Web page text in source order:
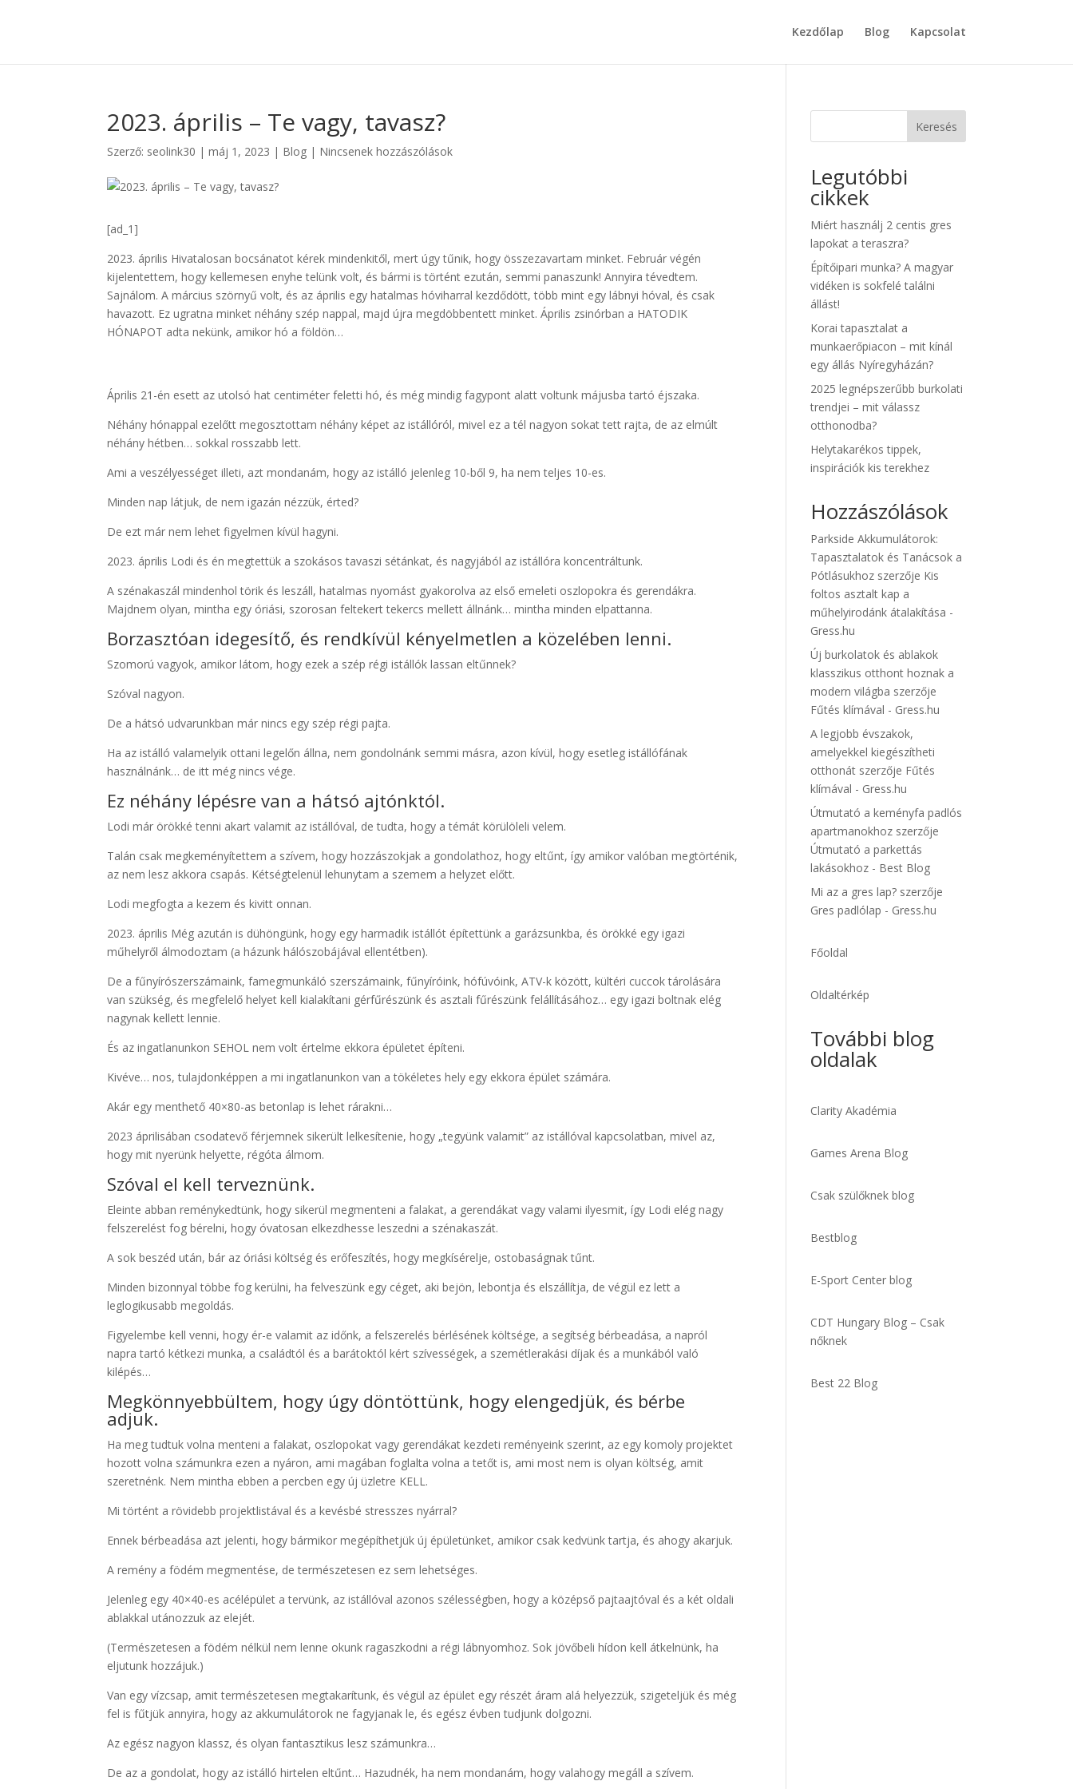
Kezdőlap Blog Kapcsolat
2023. április – Te vagy, tavasz?
Szerző: seolink30 |máj 1, 2023 | Blog | Nincsenek hozzászólások
[ad_1]
2023. április Hivatalosan bocsánatot kérek mindenkitől, mert úgy tűnik, hogy összezavartam minket. Február végén
kijelentettem, hogy kellemesen enyhe telünk volt, és bármi is történt ezután, semmi panaszunk! Annyira tévedtem.
Sajnálom. A március szörnyű volt, és az április egy hatalmas hóviharral kezdődött, több mint egy lábnyi hóval, és csak
havazott. Ez ugratna minket néhány szép nappal, majd újra megdöbbentett minket. Április zsinórban a HATODIK
HÓNAPOT adta nekünk, amikor hó a földön…
Április 21-én esett az utolsó hat centiméter feletti hó, és még mindig fagypont alatt voltunk májusba tartó éjszaka.
Néhány hónappal ezelőtt megosztottam néhány képet az istállóról, mivel ez a tél nagyon sokat tett rajta, de az elmúlt
néhány hétben… sokkal rosszabb lett.
Ami a veszélyességet illeti, azt mondanám, hogy az istálló jelenleg 10-ből 9, ha nem teljes 10-es.
Minden nap látjuk, de nem igazán nézzük, érted?
De ezt már nem lehet figyelmen kívül hagyni.
2023. április Lodi és én megtettük a szokásos tavaszi sétánkat, és nagyjából az istállóra koncentráltunk.
A szénakaszál mindenhol törik és leszáll, hatalmas nyomást gyakorolva az első emeleti oszlopokra és gerendákra.
Majdnem olyan, mintha egy óriási, szorosan feltekert tekercs mellett állnánk… mintha minden elpattanna.
Borzasztóan idegesítő, és rendkívül kényelmetlen a közelében lenni.
Szomorú vagyok, amikor látom, hogy ezek a szép régi istállók lassan eltűnnek?
Szóval nagyon.
De a hátsó udvarunkban már nincs egy szép régi pajta.
Ha az istálló valamelyik ottani legelőn állna, nem gondolnánk semmi másra, azon kívül, hogy esetleg istállófának
használnánk… de itt még nincs vége.
Ez néhány lépésre van a hátsó ajtónktól.
Lodi már örökké tenni akart valamit az istállóval, de tudta, hogy a témát körülöleli velem.
Talán csak megkeményítettem a szívem, hogy hozzászokjak a gondolathoz, hogy eltűnt, így amikor valóban megtörténik,
az nem lesz akkora csapás. Kétségtelenül lehunytam a szemem a helyzet előtt.
Lodi megfogta a kezem és kivitt onnan.
2023. április Még azután is dühöngünk, hogy egy harmadik istállót építettünk a garázsunkba, és örökké egy igazi
műhelyről álmodoztam (a házunk hálószobájával ellentétben).
De a fűnyírószerszámaink, famegmunkáló szerszámaink, fűnyíróink, hófúvóink, ATV-k között, kültéri cuccok tárolására
van szükség, és megfelelő helyet kell kialakítani gérfűrészünk és asztali fűrészünk felállításához… egy igazi boltnak elég
nagynak kellett lennie.
És az ingatlanunkon SEHOL nem volt értelme ekkora épületet építeni.
Kivéve… nos, tulajdonképpen a mi ingatlanunkon van a tökéletes hely egy ekkora épület számára.
Akár egy menthető 40×80-as betonlap is lehet rárakni…
2023 áprilisában csodatevő férjemnek sikerült lelkesítenie, hogy „tegyünk valamit” az istállóval kapcsolatban, mivel az,
hogy mit nyerünk helyette, régóta álmom.
Szóval el kell terveznünk.
Eleinte abban reménykedtünk, hogy sikerül megmenteni a falakat, a gerendákat vagy valami ilyesmit, így Lodi elég nagy
felszerelést fog bérelni, hogy óvatosan elkezdhesse leszedni a szénakaszát.
A sok beszéd után, bár az óriási költség és erőfeszítés, hogy megkísérelje, ostobaságnak tűnt.
Minden bizonnyal többe fog kerülni, ha felveszünk egy céget, aki bejön, lebontja és elszállítja, de végül ez lett a
leglogikusabb megoldás.
Figyelembe kell venni, hogy ér-e valamit az időnk, a felszerelés bérlésének költsége, a segítség bérbeadása, a napról
napra tartó kétkezi munka, a családtól és a barátoktól kért szívességek, a szemétlerakási díjak és a munkából való
kilépés…
Megkönnyebbültem, hogy úgy döntöttünk, hogy elengedjük, és bérbe
adjuk.
Ha meg tudtuk volna menteni a falakat, oszlopokat vagy gerendákat kezdeti reményeink szerint, az egy komoly projektet
hozott volna számunkra ezen a nyáron, ami magában foglalta volna a tetőt is, ami most nem is olyan költség, amit
szeretnénk. Nem mintha ebben a percben egy új üzletre KELL.
Mi történt a rövidebb projektlistával és a kevésbé stresszes nyárral?
Ennek bérbeadása azt jelenti, hogy bármikor megépíthetjük új épületünket, amikor csak kedvünk tartja, és ahogy akarjuk.
A remény a födém megmentése, de természetesen ez sem lehetséges.
Jelenleg egy 40×40-es acélépület a tervünk, az istállóval azonos szélességben, hogy a középső pajtaajtóval és a két oldali
ablakkal utánozzuk az elejét.
(Természetesen a födém nélkül nem lenne okunk ragaszkodni a régi lábnyomhoz. Sok jövőbeli hídon kell átkelnünk, ha
eljutunk hozzájuk.)
Van egy vízcsap, amit természetesen megtakarítunk, és végül az épület egy részét áram alá helyezzük, szigeteljük és még
fel is fűtjük annyira, hogy az akkumulátorok ne fagyjanak le, és egész évben tudjunk dolgozni.
Az egész nagyon klassz, és olyan fantasztikus lesz számunkra…
De az a gondolat, hogy az istálló hirtelen eltűnt… Hazudnék, ha nem mondanám, hogy valahogy megáll a szívem.
Keresés
Legutóbbi
cikkek
Miért használj 2 centis gres
lapokat a teraszra?
Építőipari munka? A magyar
vidéken is sokfelé találni
állást!
Korai tapasztalat a
munkaerőpiacon – mit kínál
egy állás Nyíregyházán?
2025 legnépszerűbb burkolati
trendjei – mit válassz
otthonodba?
Helytakarékos tippek,
inspirációk kis terekhez
Hozzászólások
Parkside Akkumulátorok:
Tapasztalatok és Tanácsok a
Pótlásukhoz szerzője Kis
foltos asztalt kap a
műhelyirodánk átalakítása -
Gress.hu
Új burkolatok és ablakok
klasszikus otthont hoznak a
modern világba szerzője
Fűtés klímával - Gress.hu
A legjobb évszakok,
amelyekkel kiegészítheti
otthonát szerzője Fűtés
klímával - Gress.hu
Útmutató a keményfa padlós
apartmanokhoz szerzője
Útmutató a parkettás
lakásokhoz - Best Blog
Mi az a gres lap? szerzője
Gres padlólap - Gress.hu
Főoldal
Oldaltérkép
További blog
oldalak
Clarity Akadémia
Games Arena Blog
Csak szülőknek blog
Bestblog
E-Sport Center blog
CDT Hungary Blog – Csak
nőknek
Best 22 Blog